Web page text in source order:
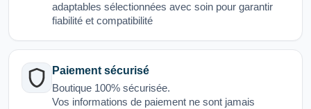
adaptables sélectionnées avec soin pour garantir
fiabilité et compatibilité
Paiement sécurisé
Boutique 100% sécurisée.
Vos informations de paiement ne sont jamais